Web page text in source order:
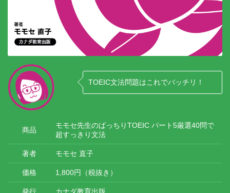
TOEIC文法問題はこれでバッチリ！
商品
モモセ先生のばっちりTOEIC パート5厳選40問で
超すっきり文法
著者 モモセ 直子
価格 1,800円（税抜き）
発行 カナダ教育出版